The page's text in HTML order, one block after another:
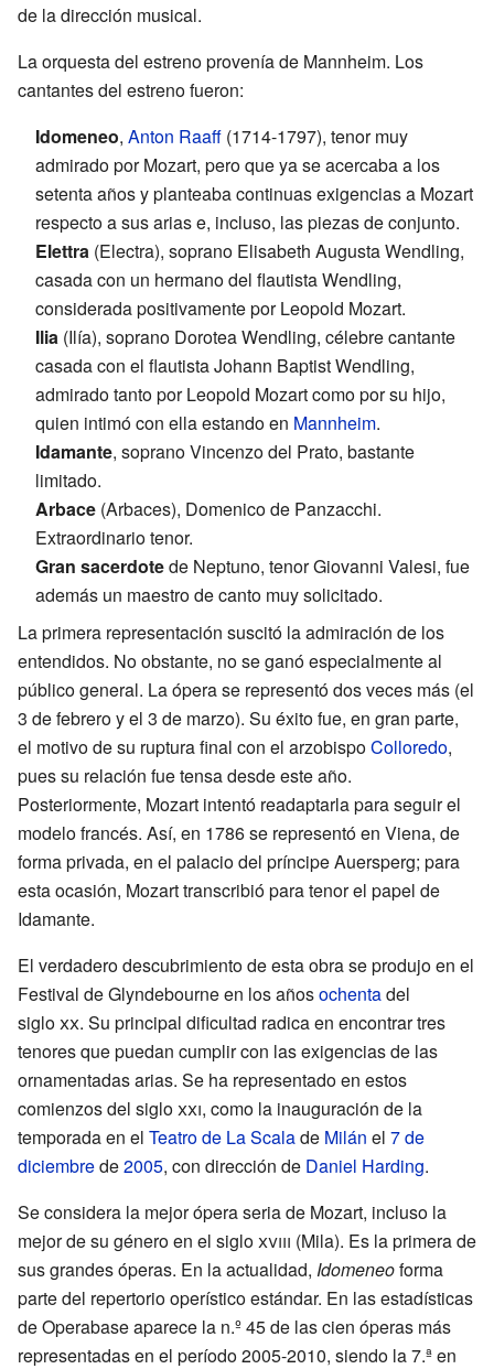
de la dirección musical.
La orquesta del estreno provenía de Mannheim. Los
cantantes del estreno fueron:
Idomeneo, Anton Raaff (1714-1797), tenor muy
admirado por Mozart, pero que ya se acercaba a los
setenta años y planteaba continuas exigencias a Mozart
respecto a sus arias e, incluso, las piezas de conjunto.
Elettra (Electra), soprano Elisabeth Augusta Wendling,
casada con un hermano del flautista Wendling,
considerada positivamente por Leopold Mozart.
Ilia (Ilía), soprano Dorotea Wendling, célebre cantante
casada con el flautista Johann Baptist Wendling,
admirado tanto por Leopold Mozart como por su hijo,
quien intimó con ella estando en Mannheim.
Idamante, soprano Vincenzo del Prato, bastante
limitado.
Arbace (Arbaces), Domenico de Panzacchi.
Extraordinario tenor.
Gran sacerdotede Neptuno, tenor Giovanni Valesi, fue
además un maestro de canto muy solicitado.
La primera representación suscitó la admiración de los
entendidos. No obstante, no se ganó especialmente al
público general. La ópera se representó dos veces más (el
3 de febrero y el 3 de marzo). Su éxito fue, en gran parte,
el motivo de su ruptura final con el arzobispoColloredo,
pues su relación fue tensa desde este año.
Posteriormente, Mozart intentó readaptarla para seguir el
modelo francés. Así, en 1786 se representó en Viena, de
forma privada, en el palacio del príncipe Auersperg; para
esta ocasión, Mozart transcribió para tenor el papel de
Idamante.
El verdadero descubrimiento de esta obra se produjo en el
Festival de Glyndebourne en los añosochentadel
sigloxx. Su principal dificultad radica en encontrar tres
tenores que puedan cumplir con las exigencias de las
ornamentadas arias. Se ha representado en estos
comienzos del sigloxxi, como la inauguración de la
temporada en el Teatro de La Scalade Milán el 7 de
diciembrede2005, con dirección de Daniel Harding.
Se considera la mejor ópera seria de Mozart, incluso la
mejor de su género en el sigloxviii (Mila). Es la primera de
sus grandes óperas. En la actualidad, Idomeneoforma
parte del repertorio operístico estándar. En lasestadísticas
de Operabaseaparece la n.º 45 de las cien óperas más
representadas en el período 2005-2010, siendo la 7.ª en